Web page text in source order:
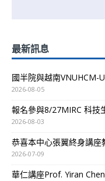
最新訊息
國半院與越南VNUHCM-
2026-08-05
報名參與8/27MIRC 科技
2026-08-03
恭喜本中心張翼終身講
2026-07-09
華仁講座Prof. Yiran